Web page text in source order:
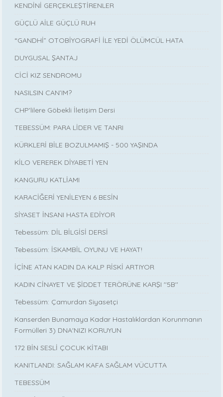
KENDİNİ GERÇEKLEŞTİRENLER
GÜÇLÜ AİLE GÜÇLÜ RUH
“GANDHİ” OTOBİYOGRAFİ İLE YEDİ ÖLÜMCÜL HATA
DUYGUSAL ŞANTAJ
CİCİ KIZ SENDROMU
NASILSIN CAN’IM?
CHP'lilere Göbekli İletişim Dersi
TEBESSÜM: PARA LİDER VE TANRI
KÜRKLERİ BİLE BOZULMAMIŞ - 500 YAŞINDA
KİLO VEREREK DİYABETİ YEN
KANGURU KATLİAMI
KARACİĞERİ YENİLEYEN 6 BESİN
SİYASET İNSANI HASTA EDİYOR
Tebessüm: DİL BİLGİSİ DERSİ
Tebessüm: İSKAMBİL OYUNU VE HAYAT!
İÇİNE ATAN KADIN DA KALP RİSKİ ARTIYOR
KADIN CİNAYET VE ŞİDDET TERÖRÜNE KARŞI ''5B''
Tebessüm: Çamurdan Siyasetçi
Kanserden Bunamaya Kadar Hastalıklardan Korunmanın
Formülleri 3) DNA'NIZI KORUYUN
172 BİN SESLİ ÇOCUK KİTABI
KANITLANDI: SAĞLAM KAFA SAĞLAM VÜCUTTA
TEBESSÜM